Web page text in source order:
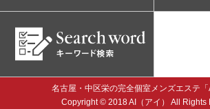
名古屋・中区栄の完全個室メンズエステ「
Copyright © 2018 AI（アイ） All Rights